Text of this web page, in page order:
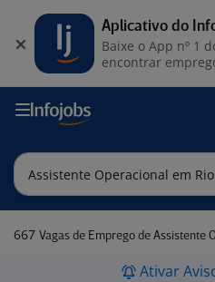
667 Vagas de Emprego de Assistente
Ativar
Aplicativo do
Baixe o App nº 1
encontrar